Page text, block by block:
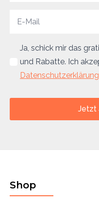
Ja, schick mir das
und Rabatte. Ich
Datenschutzerklärung
Jetzt
Shop